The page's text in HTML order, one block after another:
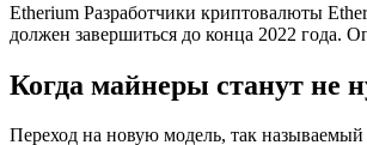
Etherium Разработчики криптовалюты
должен завершиться до конца 2022 года.
Когда майнеры станут не
Переход на новую модель, так